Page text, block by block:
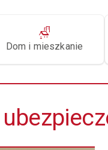
Dom i mieszkanie